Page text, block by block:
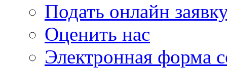
Подать онлайн
Оценить нас
Электронная форма